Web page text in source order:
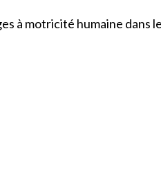
à motricité humaine dans